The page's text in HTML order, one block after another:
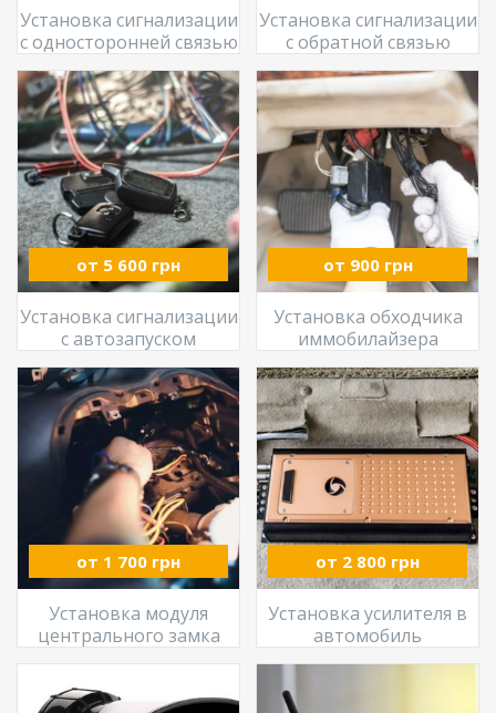
Установка сигнализации
с односторонней связью
Установка сигнализации
с обратной связью
от 5 600 грн
Установка сигнализации
с автозапуском
от 900 грн
Установка обходчика
иммобилайзера
от 1 700 грн
Установка модуля
центрального замка
от 2 800 грн
Установка усилителя в
автомобиль